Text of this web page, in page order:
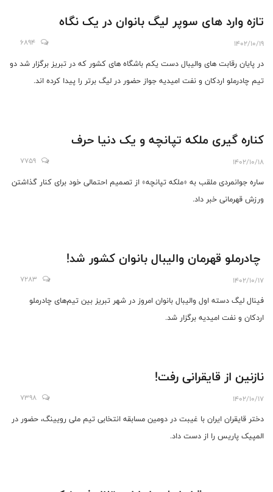
تازه وارد های سوپر لیگ بانوان در یک نگاه
1402/10/19
6894
در پایان رقابت های والیبال دست یکم باشگاه های کشور که در تبریز برگزار شد دو
تیم چادرملو اردکان و نفت امیدیه جواز حضور در لیگ برتر را پیدا کرده اند.
کناره گیری ملکه تپانچه و یک دنیا حرف
1402/10/18
7759
ساره جوانمردی ملقب به «ملکه تپانچه» از تصمیم احتمالی خود برای کنار گذاشتن
ورزش قهرمانی خبر داد.
چادرملو قهرمان والیبال بانوان کشور شد!
1402/10/17
7283
فینال لیگ دسته اول والیبال بانوان امروز در شهر تبریز بین تیم‌های چادرملو
اردکان و نفت امیدیه برگزار شد.
نازنین از قایقرانی رفت!
1402/10/17
7398
دختر قایقران ایران با غیبت در دومین مسابقه انتخابی تیم ملی رویینگ، حضور در
المپیک پاریس را از دست داد.